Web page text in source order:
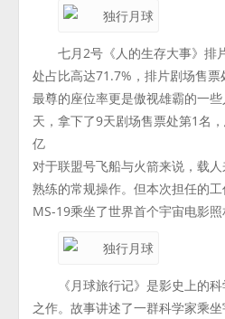
七月2号《人的生存大事》排
处占比高达71.7%，排片剧场售票
最尊的座位率更是傲视雄霸的一
天，拿下了9天剧场售票处第1名
亿
对于联盟号飞船与火箭来说，载
熟练的常规操作。但本次担任的
MS-19乘坐了世界首个宇宙电影照
《月球旅行记》是影史上的
之作。故事讲述了一群科学家乘